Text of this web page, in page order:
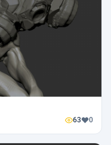
63 0